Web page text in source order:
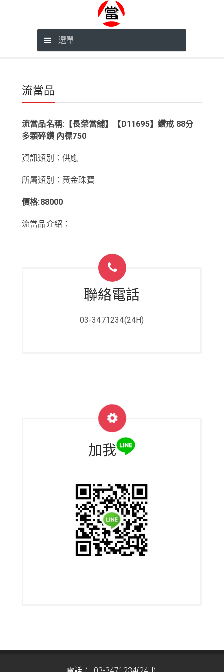
選單
流當品
流當品名稱:【長榮當舖】【D11695】鑽戒 88分
多顆碎鑽 內標750
資訊類別：供應
所屬類別：黃金珠寶
價格:88000
流當品介紹：
聯絡電話
03-3471234(24H)
加我